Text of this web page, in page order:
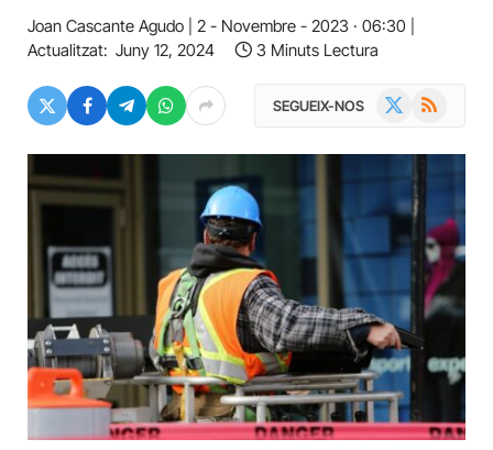
Joan Cascante Agudo
2 - Novembre - 2023 · 06:30
Actualitzat: Juny 12, 2024 3 Minuts Lectura
SEGUEIX-NOS RSS